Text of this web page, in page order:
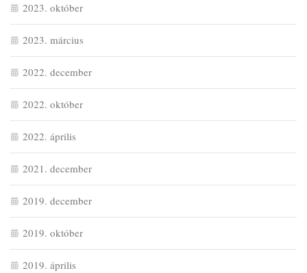
2023. október
2023. március
2022. december
2022. október
2022. április
2021. december
2019. december
2019. október
2019. április